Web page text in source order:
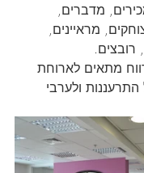
מדברים,
מראיינים,
רובצים.
מתאים לארוחת
ולערבי